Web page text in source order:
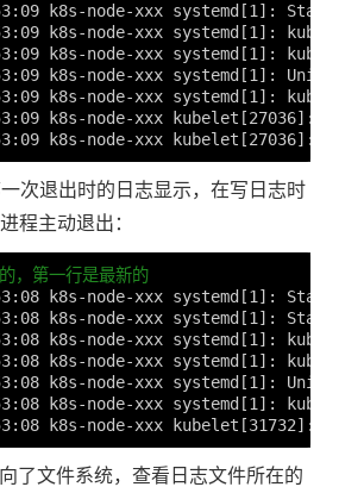
k8s-node-xxx systemd[1]: Started
k8s-node-xxx systemd[1]:
k8s-node-xxx systemd[1]:
k8s-node-xxx systemd[1]: Unit
k8s-node-xxx systemd[1]:
k8s-node-xxx kubelet[27036]:
k8s-node-xxx kubelet[27036]:
次退出时的日志显示，在写日志时
程主动退出：
，第一行是最新的
k8s-node-xxx systemd[1]:
k8s-node-xxx systemd[1]: Started
k8s-node-xxx systemd[1]:
k8s-node-xxx systemd[1]:
k8s-node-xxx systemd[1]: Unit
k8s-node-xxx systemd[1]:
了文件系统，查看日志文件所在的